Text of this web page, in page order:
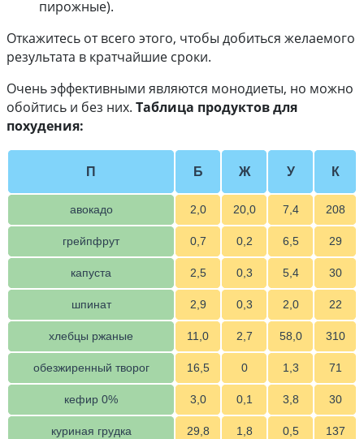
пирожные).
Откажитесь от всего этого, чтобы добиться желаемого
результата в кратчайшие сроки.
Очень эффективными являются монодиеты, но можно
обойтись и без них. Таблица продуктов для
похудения:
П Б Ж У К
авокадо 2,0 20,0 7,4 208
грейпфрут 0,7 0,2 6,5 29
капуста 2,5 0,3 5,4 30
шпинат 2,9 0,3 2,0 22
хлебцы ржаные 11,0 2,7 58,0 310
обезжиренный творог 16,5 0 1,3 71
кефир 0% 3,0 0,1 3,8 30
куриная грудка 29,8 1,8 0,5 137